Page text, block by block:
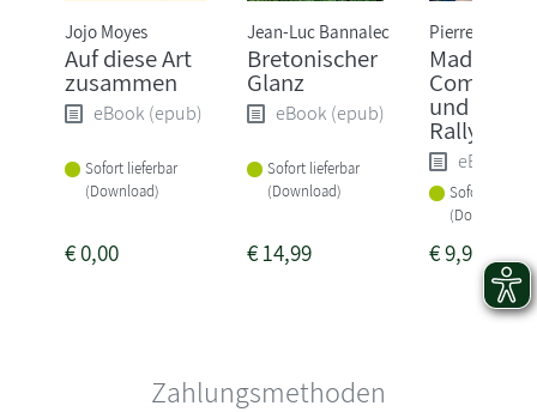
Jojo Moyes
Auf diese Art
zusammen
eBook (epub)
Sofort lieferbar
(Download)
€0,00
Jean-Luc Bannalec
Bretonischer
Glanz
eBook (epub)
Sofort lieferbar
(Download)
€14,99
Pierre Martin
Madame
und die
Rallye
eBook
Sofort
(Download)
€9,99
Zahlungsmethoden